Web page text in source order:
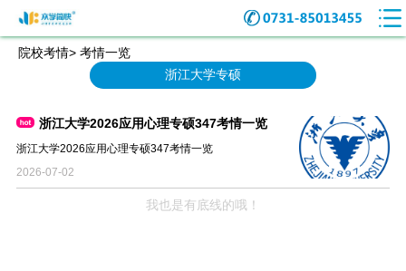
院校考情> 考情一览
浙江大学专硕
浙江大学2026应用心理专硕347考情一览
浙江大学2026应用心理专硕347考情一览
2026-07-02
我也是有底线的哦！